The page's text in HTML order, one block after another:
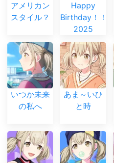
アメリカン
スタイル？
Happy
Birthday！！
2025
いつか未来
の私へ
あま～いひ
と時